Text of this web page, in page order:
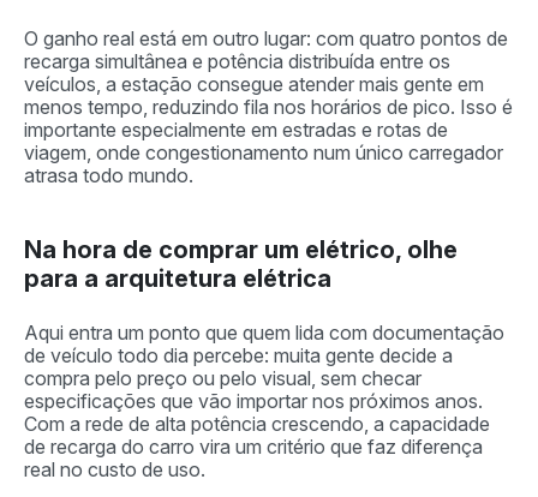
O ganho real está em outro lugar: com quatro pontos de
recarga simultânea e potência distribuída entre os
veículos, a estação consegue atender mais gente em
menos tempo, reduzindo fila nos horários de pico. Isso é
importante especialmente em estradas e rotas de
viagem, onde congestionamento num único carregador
atrasa todo mundo.
Na hora de comprar um elétrico, olhe
para a arquitetura elétrica
Aqui entra um ponto que quem lida com documentação
de veículo todo dia percebe: muita gente decide a
compra pelo preço ou pelo visual, sem checar
especificações que vão importar nos próximos anos.
Com a rede de alta potência crescendo, a capacidade
de recarga do carro vira um critério que faz diferença
real no custo de uso.